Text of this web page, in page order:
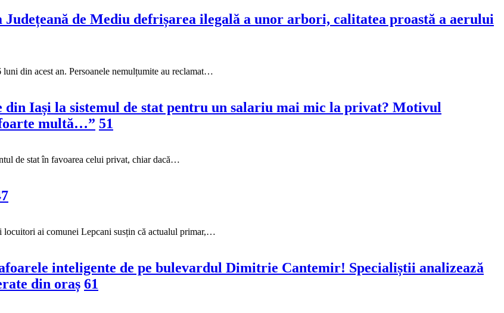
de Mediu defrișarea ilegală a unor arbori, calitatea proastă a aerului
din acest an. Persoanele nemulțumite au reclamat…
din Iași la sistemul de stat pentru un salariu mai mic la privat? Motivul
foarte multă…” 51
de stat în favoarea celui privat, chiar dacă…
locuitori ai comunei Lepcani susțin că actualul primar,…
inteligente de pe bulevardul Dimitrie Cantemir! Specialiștii analizează
din oraș 61